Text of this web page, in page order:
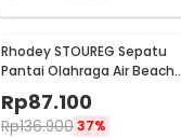
Rhodey STOUREG Sepatu
Pantai Olahraga Air Beach
Shoes 44 - 6688
Rp87.100
Rp136.90037%